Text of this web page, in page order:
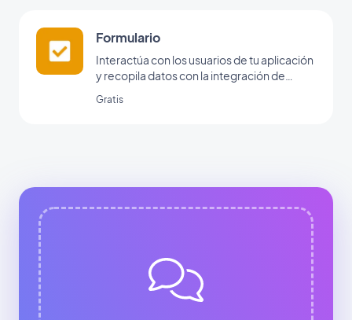
Formulario
Interactúa con los usuarios de tu aplicación
y recopila datos con la integración de
Gratis